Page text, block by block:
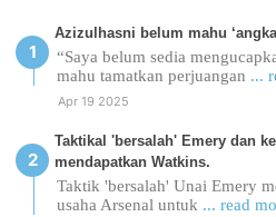
Azizulhasni belum mahu
“Saya belum sedia
mahu tamatkan perjuangan ...
Apr 19 2025
Taktikal 'bersalah' Emery dan
mendapatkan Watkins.
Taktik 'bersalah' Unai Emery
usaha Arsenal untuk ... read